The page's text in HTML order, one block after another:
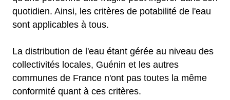
quotidien. Ainsi, les critères de potabilité de l'eau
sont applicables à tous.
La distribution de l'eau étant gérée au niveau des
collectivités locales, Guénin et les autres
communes de France n'ont pas toutes la même
conformité quant à ces critères.